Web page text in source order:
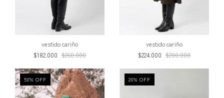
vestido cariño
$182.000 $260.000
vestido cariño
$224.000 $280.000
50% OFF 20% OFF